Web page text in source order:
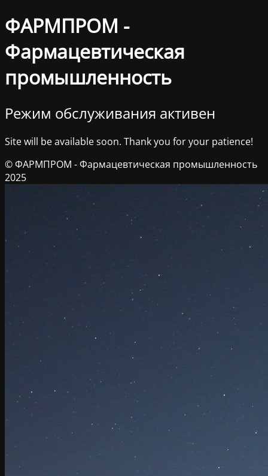
ФАРМПРОМ -
Фармацевтическая
промышленность
Режим обслуживания активен
Site will be available soon. Thank you for your patience!
© ФАРМПРОМ - Фармацевтическая промышленность
2025